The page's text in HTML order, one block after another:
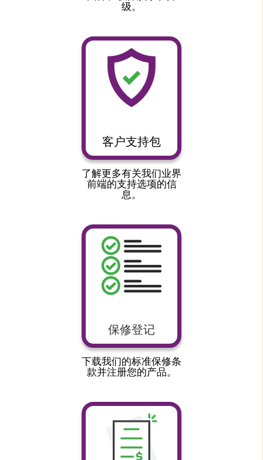
级。
客户支持包
了解更多有关我们业界
前端的支持选项的信
息。
保修登记
下载我们的标准保修条
款并注册您的产品。